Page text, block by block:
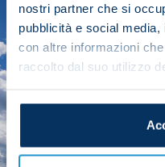
nostri partner che si
pubblicità e social
con altre informazioni
raccolto dal suo utilizzo
SEASON
2025/26